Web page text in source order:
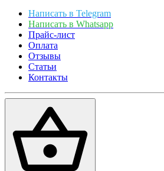
Написать в Telegram
Написать в Whatsapp
Прайс-лист
Оплата
Отзывы
Статьи
Контакты